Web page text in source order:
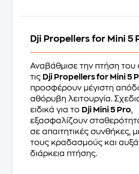
Dji Propellers for Mini 5
Αναβάθμισε την πτήση
τις Dji Propellers for Mini 5
προσφέρουν μέγιστη
αθόρυβη λειτουργία.
ειδικά για το Dji Mini 5 Pro,
εξασφαλίζουν
σε απαιτητικές συνθήκες,
τους κραδασμούς και
διάρκεια πτήσης.